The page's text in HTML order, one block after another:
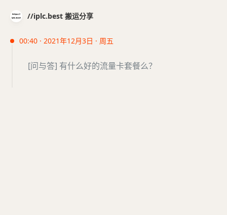
//iplc.best 搬运分享
00:40 · 2021年12月3日 · 周五
[问与答] 有什么好的流量卡套餐么？